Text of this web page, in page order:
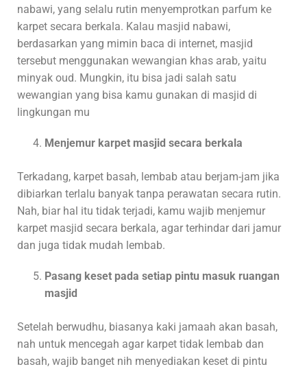
nabawi, yang selalu rutin menyemprotkan parfum ke
karpet secara berkala. Kalau masjid nabawi,
berdasarkan yang mimin baca di internet, masjid
tersebut menggunakan wewangian khas arab, yaitu
minyak oud. Mungkin, itu bisa jadi salah satu
wewangian yang bisa kamu gunakan di masjid di
lingkungan mu
Menjemur karpet masjid secara berkala
Terkadang, karpet basah, lembab atau berjam-jam jika
dibiarkan terlalu banyak tanpa perawatan secara rutin.
Nah, biar hal itu tidak terjadi, kamu wajib menjemur
karpet masjid secara berkala, agar terhindar dari jamur
dan juga tidak mudah lembab.
Pasang keset pada setiap pintu masuk ruangan
masjid
Setelah berwudhu, biasanya kaki jamaah akan basah,
nah untuk mencegah agar karpet tidak lembab dan
basah, wajib banget nih menyediakan keset di pintu